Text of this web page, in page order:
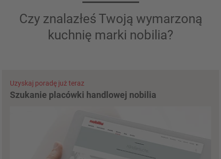
Czy znalazłeś Twoją wymarzoną
kuchnię marki nobilia?
Uzyskaj poradę już teraz
Szukanie placówki handlowej nobilia